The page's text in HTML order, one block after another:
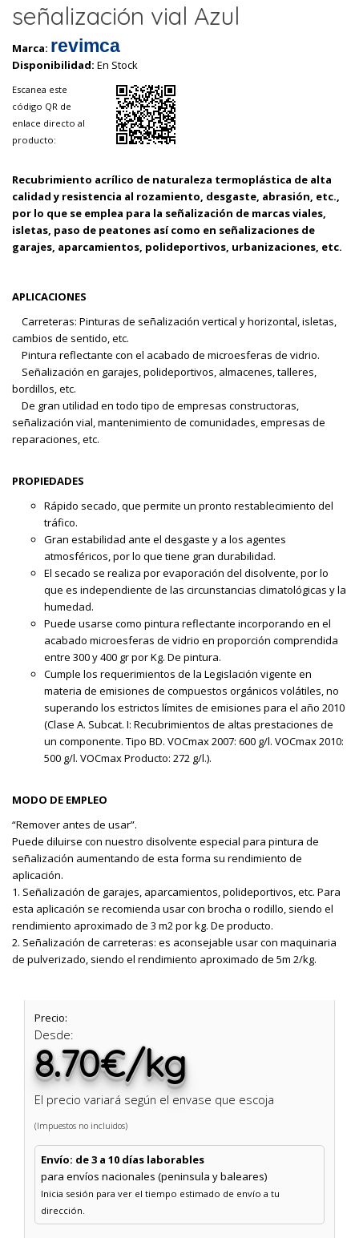
señalización vial Azul
Marca: revimca
Disponibilidad: En Stock
Escanea este
código QR de
enlace directo al
producto:
Recubrimiento acrílico de naturaleza termoplástica de alta
calidad y resistencia al rozamiento, desgaste, abrasión, etc.,
por lo que se emplea para la señalización de marcas viales,
isletas, paso de peatones así como en señalizaciones de
garajes, aparcamientos, polideportivos, urbanizaciones, etc.
APLICACIONES
Carreteras: Pinturas de señalización vertical y horizontal, isletas,
cambios de sentido, etc.
Pintura reflectante con el acabado de microesferas de vidrio.
Señalización en garajes, polideportivos, almacenes, talleres,
bordillos, etc.
De gran utilidad en todo tipo de empresas constructoras,
señalización vial, mantenimiento de comunidades, empresas de
reparaciones, etc.
PROPIEDADES
Rápido secado, que permite un pronto restablecimiento del
tráfico.
Gran estabilidad ante el desgaste y a los agentes
atmosféricos, por lo que tiene gran durabilidad.
El secado se realiza por evaporación del disolvente, por lo
que es independiente de las circunstancias climatológicas y la
humedad.
Puede usarse como pintura reflectante incorporando en el
acabado microesferas de vidrio en proporción comprendida
entre 300 y 400 gr por Kg. De pintura.
Cumple los requerimientos de la Legislación vigente en
materia de emisiones de compuestos orgánicos volátiles, no
superando los estrictos límites de emisiones para el año 2010
(Clase A. Subcat. I: Recubrimientos de altas prestaciones de
un componente. Tipo BD. VOCmax 2007: 600 g/l. VOCmax 2010:
500 g/l. VOCmax Producto: 272 g/l.).
MODO DE EMPLEO
“Remover antes de usar”.
Puede diluirse con nuestro disolvente especial para pintura de
señalización aumentando de esta forma su rendimiento de
aplicación.
1. Señalización de garajes, aparcamientos, polideportivos, etc. Para
esta aplicación se recomienda usar con brocha o rodillo, siendo el
rendimiento aproximado de 3 m2 por kg. De producto.
2. Señalización de carreteras: es aconsejable usar con maquinaria
de pulverizado, siendo el rendimiento aproximado de 5m 2/kg.
Precio:
Desde:
8.70€/kg
El precio variará según el envase que escoja
(Impuestos no incluidos)
Envío: de 3 a 10 días laborables
para envíos nacionales (peninsula y baleares)
Inicia sesión para ver el tiempo estimado de envío a tu
dirección.